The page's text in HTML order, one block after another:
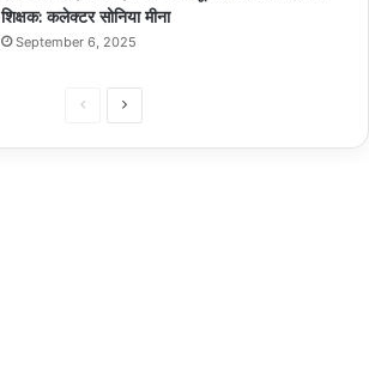
शिक्षक: कलेक्टर सोनिया मीना
September 6, 2025
PreviousNext